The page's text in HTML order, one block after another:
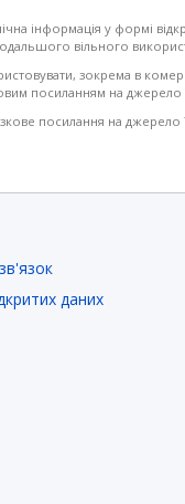
інформація у формі
подальшого вільного
зокрема в
посиланням на джерело
посилання на джерело
даних